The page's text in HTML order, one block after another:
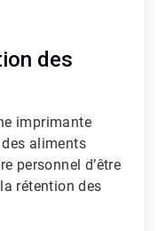
des
imprimante
aliments
personnel d’être
rétention des